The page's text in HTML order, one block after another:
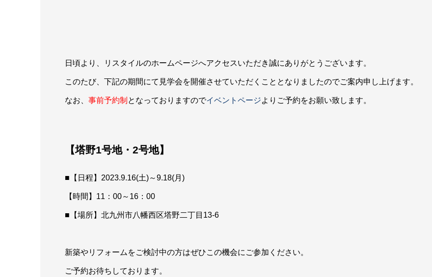
日頃より、リスタイルのホームページへアクセスいただき誠にありがとうございます。
このたび、下記の期間にて見学会を開催させていただくこととなりましたのでご案内申し上げます。
なお、 事前予約制 となっておりますのでイベントページよりご予約をお願い致します。
【塔野1号地・2号地】
■【日程】2023.9.16(土)～9.18(月)
【時間】11：00～16：00
■【場所】北九州市八幡西区塔野二丁目13-6
新築やリフォームをご検討中の方はぜひこの機会にご参加ください。
ご予約お待ちしております。